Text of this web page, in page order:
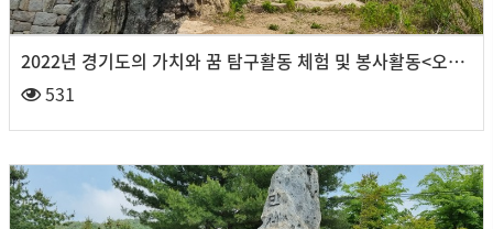
2022년 경기도의 가치와 꿈 탐구활동 체험 및 봉사활동<오산 독산성>
531